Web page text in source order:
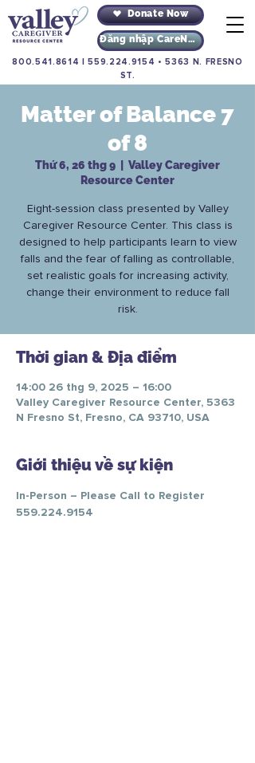
Donate Now
Đăng nhập CareNav
800.541.8614 |559.224.9154 •5363 N. FRESNO
ST.
Matter of Balance 7
of 8
Thứ 6, 26 thg 9
Valley Caregiver
Resource Center
Eight-session class presented by Valley
Caregiver Resource Center. This class is
designed to help participants learn to view
falls and the fear of falling as controllable,
set realistic goals for increasing activity,
change their environment to reduce fall
risk.
Thời gian & Địa điểm
14:00 26 thg 9, 2025 – 16:00
Valley Caregiver Resource Center, 5363
N Fresno St, Fresno, CA 93710, USA
Giới thiệu về sự kiện
In-Person – Please Call to Register
559.224.9154